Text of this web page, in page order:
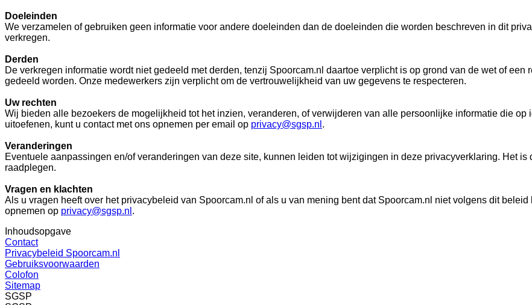
Doeleinden
We verzamelen of gebruiken geen informatie voor andere doeleinden dan de doeleinden die worden beschreven in dit
verkregen.
Derden
De verkregen informatie wordt niet gedeeld met derden, tenzij Spoorcam.nl daartoe verplicht is op grond van de wet of
gedeeld worden. Onze medewerkers zijn verplicht om de vertrouwelijkheid van uw gegevens te respecteren.
Uw rechten
Wij bieden alle bezoekers de mogelijkheid tot het inzien, veranderen, of verwijderen van alle persoonlijke informatie die op
uitoefenen, kunt u contact met ons opnemen per email op privacy@sgsp.nl .
Veranderingen
Eventuele aanpassingen en/of veranderingen van deze site, kunnen leiden tot wijzigingen in deze privacyverklaring. Het
raadplegen.
Vragen en klachten
Als u vragen heeft over het privacybeleid van Spoorcam.nl of als u van mening bent dat Spoorcam.nl niet volgens dit
opnemen op privacy@sgsp.nl .
Inhoudsopgave
Contact
Privacybeleid Spoorcam.nl
Gebruiksvoorwaarden
Colofon
Sitemap
SGSP